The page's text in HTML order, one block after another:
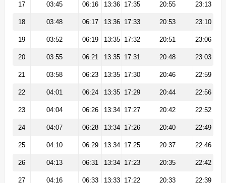
17 03:45 06:16 13:36 17:35 20:55 23:13
18 03:48 06:17 13:36 17:33 20:53 23:10
19 03:52 06:19 13:35 17:32 20:51 23:06
20 03:55 06:21 13:35 17:31 20:48 23:03
21 03:58 06:23 13:35 17:30 20:46 22:59
22 04:01 06:24 13:35 17:29 20:44 22:56
23 04:04 06:26 13:34 17:27 20:42 22:52
24 04:07 06:28 13:34 17:26 20:40 22:49
25 04:10 06:29 13:34 17:25 20:37 22:46
26 04:13 06:31 13:34 17:23 20:35 22:42
27 04:16 06:33 13:33 17:22 20:33 22:39